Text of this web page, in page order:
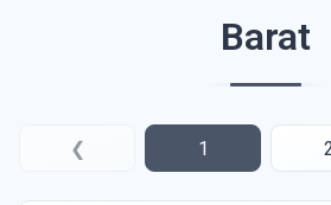
Barat
❮ 1